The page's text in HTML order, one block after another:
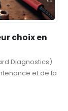
choix en
Diagnostics)
et de la